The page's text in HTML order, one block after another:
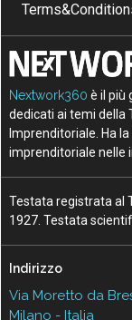
Nextwork360 è il più
dedicati ai temi della
Imprenditoriale. Ha
imprenditoriale nelle
Testata registrata al
1927. Testata
Indirizzo
Via Moretto da
Milano - Italia